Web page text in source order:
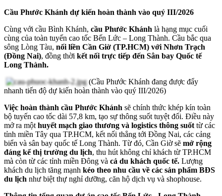
Cầu Phước Khánh dự kiến hoàn thành vào quý III/2026
Cùng với cầu Bình Khánh, cầu Phước Khánh là hạng mục cuối
cùng của toàn tuyến cao tốc Bến Lức – Long Thành. Cầu bắc qua
sông Lòng Tàu, nối liền Cần Giờ (TP.HCM) với Nhơn Trạch
(Đồng Nai), đồng thời kết nối trực tiếp đến Sân bay Quốc tế
Long Thành.
(Cầu Phước Khánh đang được đẩy
nhanh tiến độ dự kiến hoàn thành vào quý III/2026)
Việc hoàn thành cầu Phước Khánh sẽ chính thức khép kín toàn
bộ tuyến cao tốc dài 57,8 km, tạo sự thông suốt tuyệt đối. Điều này
mở ra một huyết mạch giao thương và logistics thông suốt từ các
tỉnh miền Tây qua TP.HCM, kết nối thẳng tới Đồng Nai, các cảng
biển và sân bay quốc tế Long Thành. Từ đó, Cần Giờ sẽ mở rộng
đáng kể thị trường du lịch, thu hút không chỉ khách từ TP.HCM
mà còn từ các tỉnh miền Đông và cả du khách quốc tế. Lượng
khách du lịch tăng mạnh kéo theo nhu cầu về các sản phẩm BĐS
du lịch như biệt thự nghỉ dưỡng, căn hộ dịch vụ và shophouse.